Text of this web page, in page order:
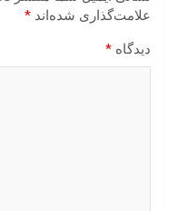
علامت‌گذاری شده‌اند *
دیدگاه *